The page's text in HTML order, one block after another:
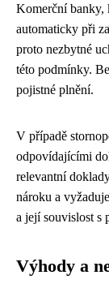
Komerční banky,
automaticky při
proto nezbytné
této podmínky.
pojistné plnění.
V případě
odpovídajícími
relevantní
nároku a
a její souvislost s
Výhody a